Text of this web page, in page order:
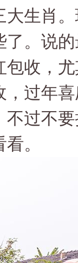
大生肖
了。说
包收，
过年
不过不
。